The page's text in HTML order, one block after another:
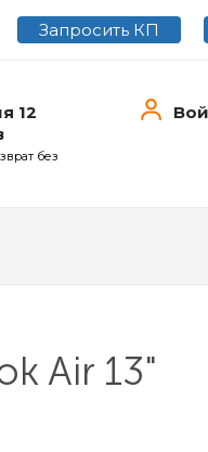
Запросить КП
12
без
Air 13"